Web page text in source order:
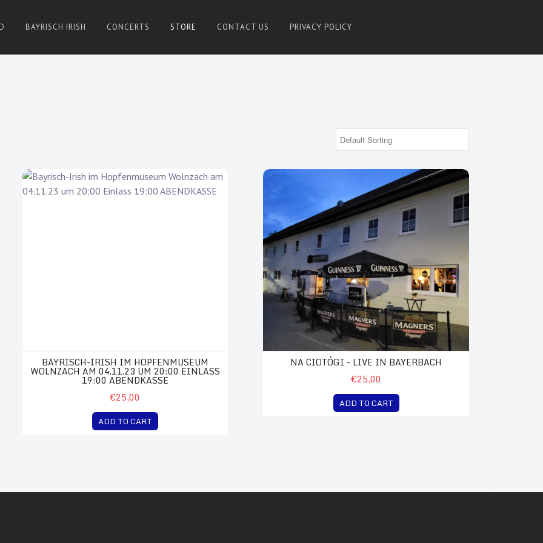
BAYRISCH IRISH CONCERTS STORE CONTACT US PRIVACY POLICY
BAYRISCH-IRISH IM HOPFENMUSEUM
WOLNZACH AM 04.11.23 UM 20:00 EINLASS
19:00 ABENDKASSE
€25,00
ADD TO CART
NA CIOTÓGI - LIVE IN BAYERBACH
€25,00
ADD TO CART